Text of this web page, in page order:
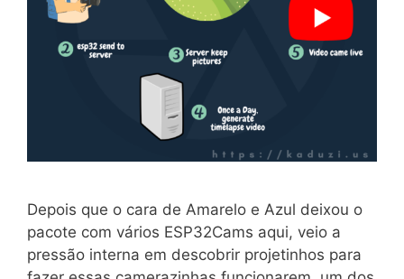
Depois que o cara de Amarelo e Azul deixou o
pacote com vários ESP32Cams aqui, veio a
pressão interna em descobrir projetinhos para